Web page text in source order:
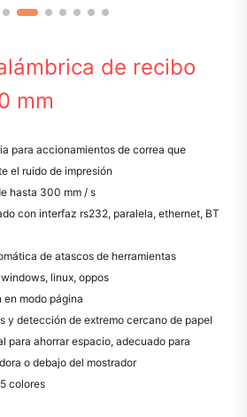
de recibo
mm
para accionamientos de correa que
el ruido de impresión
hasta 300 mm / s
con interfaz rs232, paralela, ethernet, BT
de atascos de herramientas
linux, oppos
modo página
y detección de extremo cercano de papel
para ahorrar espacio, adecuado para
o debajo del mostrador
colores